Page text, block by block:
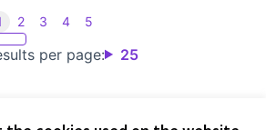
per page: 25
2 3 4 5